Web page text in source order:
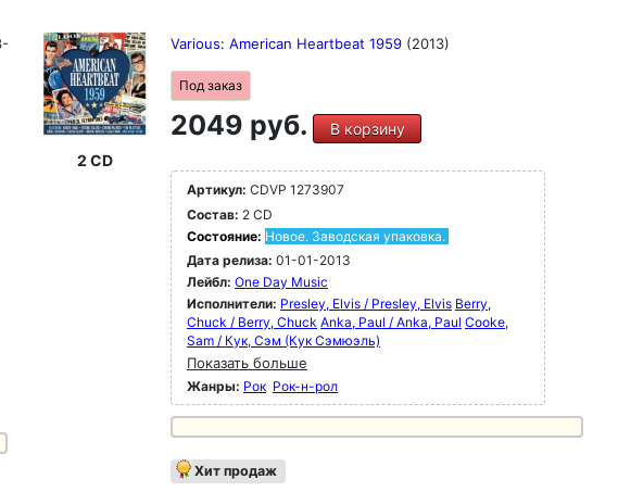
2 CD
Various: American Heartbeat 1959 (2013)
Под заказ
2049 руб. В корзину
Артикул: CDVP 1273907
Состав: 2 CD
Состояние: Новое. Заводская упаковка.
Дата релиза: 01-01-2013
Лейбл: One Day Music
Исполнители: Presley, Elvis / Presley, Elvis Berry,
Chuck / Berry, Chuck Anka, Paul / Anka, Paul Cooke,
Sam / Кук, Сэм (Кук Сэмюэль)
Показать больше
Жанры: Рок Рок-н-poл
Хит продаж